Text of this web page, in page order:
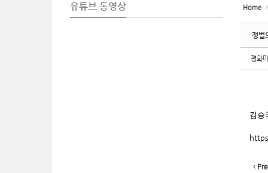
유튜브 동영상 Home
정벌
평화
김승